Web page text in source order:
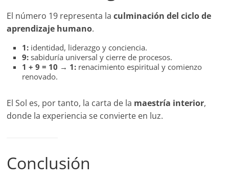
El número 19 representa laculminación del ciclo de
aprendizaje humano.
1: identidad, liderazgo y conciencia.
9: sabiduría universal y cierre de procesos.
1 + 9 = 10 → 1: renacimiento espiritual y comienzo
renovado.
El Sol es, por tanto, la carta de la maestría interior,
donde la experiencia se convierte en luz.
Conclusión